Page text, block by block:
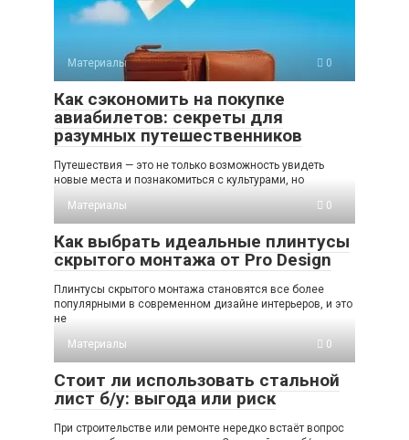
Материалы 0
Как сэкономить на покупке
авиабилетов: секреты для
разумных путешественников
Путешествия — это не только возможность увидеть
новые места и познакомиться с культурами, но
Материалы
0
Как выбрать идеальные плинтусы
скрытого монтажа от Pro Design
Плинтусы скрытого монтажа становятся все более
популярными в современном дизайне интерьеров, и это
не
Материалы
0
Стоит ли использовать стальной
лист б/у: выгода или риск
При строительстве или ремонте нередко встаёт вопрос